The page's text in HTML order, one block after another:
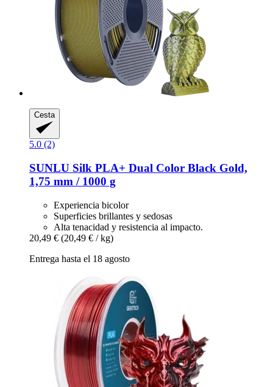
Cesta
5.0 (2)
SUNLU Silk PLA+ Dual Color Black Gold,
1,75 mm / 1000 g
Experiencia bicolor
Superficies brillantes y sedosas
Alta tenacidad y resistencia al impacto.
20,49 € (20,49 € / kg)
Entrega hasta el 18 agosto